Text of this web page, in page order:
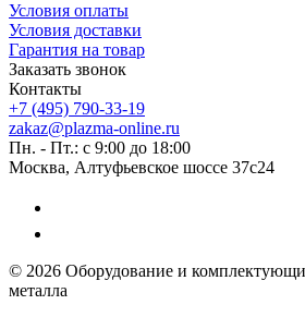
Условия оплаты
Условия доставки
Гарантия на товар
Заказать звонок
Контакты
+7 (495) 790-33-19
zakaz@plazma-online.ru
Пн. - Пт.: с 9:00 до 18:00
Москва, Алтуфьевское шоссе 37с24
© 2026 Оборудование и
металла